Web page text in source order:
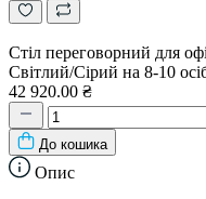
Стіл переговорний для
Світлий/Сірий на 8-10
42 920.00 ₴
До кошика
Опис